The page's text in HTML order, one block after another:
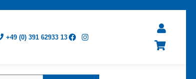
+49 (0) 391 62933 13